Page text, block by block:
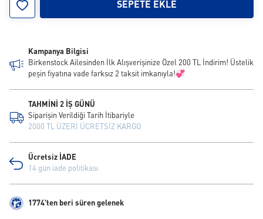
44 45 46
SEPETE EKLE
Kampanya Bilgisi
Birkenstock Ailesinden İlk Alışverişinize Özel 200 TL İndirim! Üstelik
peşin fiyatına vade farksız 2 taksit imkanıyla!💞
TAHMİNİ 2 İŞ GÜNÜ
Siparişin Verildiği Tarih İtibariyle
2000 TL ÜZERİ ÜCRETSİZ KARGO
Ücretsiz İADE
14 gün iade politikası
1774'ten beri süren gelenek